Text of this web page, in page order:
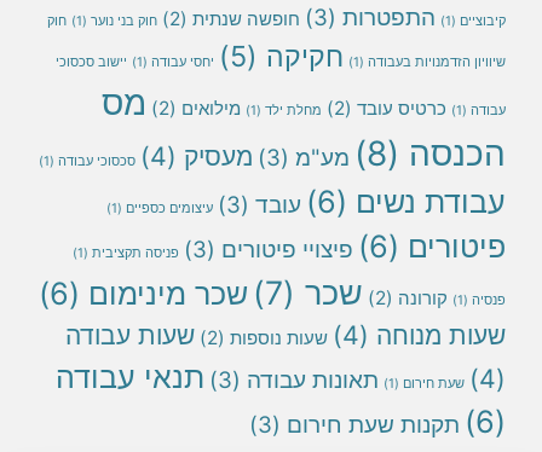
קיבוציים (1) התפטרות (3) חופשה שנתית (2) חוק בני נוער (1) חוק
שיוויון הזדמנויות בעבודה (1) חקיקה (5) יחסי עבודה (1) יישוב סכסוכי
עבודה (1) כרטיס עובד (2) מחלת ילד (1) מילואים (2)
מס
הכנסה (8) מע"מ (3) מעסיק (4) סכסוכי עבודה (1)
עבודת נשים (6) עובד (3) עיצומים כספיים (1)
פיטורים (6) פיצויי פיטורים (3) פניסה תקציבית (1)
פנסיה (1) קורונה (2) שכר (7) שכר מינימום (6)
שעות מנוחה (4) שעות נוספות (2)
שעות עבודה
(4)
שעת חירום (1) תאונות עבודה (3)
תנאי עבודה
(6)
תקנות שעת חירום (3)